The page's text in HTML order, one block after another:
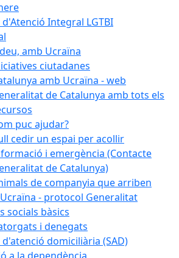
d'Atenció Integral LGTBI
amb Ucraïna
ciutadanes
amb Ucraïna - web
de Catalunya amb tots els
puc ajudar?
cedir un espai per acollir
i emergència (Contacte
de Catalunya)
de companyia que arriben
- protocol Generalitat
socials bàsics
i denegats
d'atenció domiciliària (SAD)